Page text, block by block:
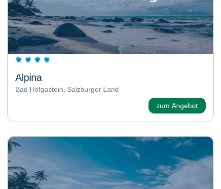
Alpina
Bad Hofgastein, Salzburger Land
zum Angebot